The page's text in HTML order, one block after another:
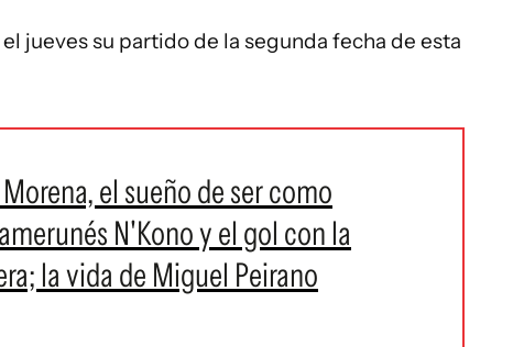
jueves su partido de la segunda fecha de esta
el sueño de ser como
N'Kono y el gol con la
la vida de Miguel Peirano